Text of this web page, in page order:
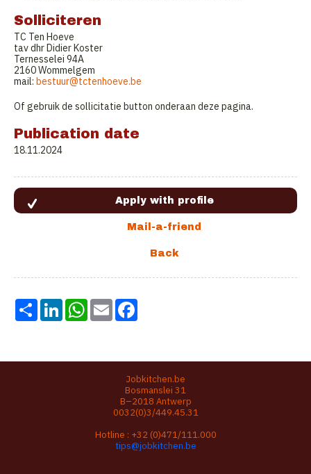
Solliciteren
TC Ten Hoeve
tav dhr Didier Koster
Ternesselei 94A
2160 Wommelgem
mail: bestuur@tctenhoeve.be
Of gebruik de sollicitatie button onderaan deze pagina.
Publication date
18.11.2024
Share LinkedInWhatsApp
Email
Jobkitchen.be
Bosmanslei 31
B–2018 Antwerp
0032(0)3/449.45.31
Hotline : +32 (0)471/111.000
tips@jobkitchen.be